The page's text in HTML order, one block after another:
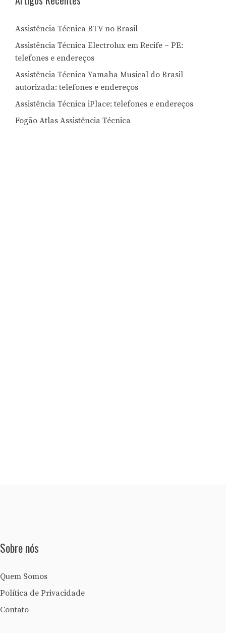
Assistência Técnica BTV no Brasil
Assistência Técnica Electrolux em Recife – PE:
telefones e endereços
Assistência Técnica Yamaha Musical do Brasil
autorizada: telefones e endereços
Assistência Técnica iPlace: telefones e endereços
Fogão Atlas Assistência Técnica
Sobre nós
Quem Somos
Política de Privacidade
Contato